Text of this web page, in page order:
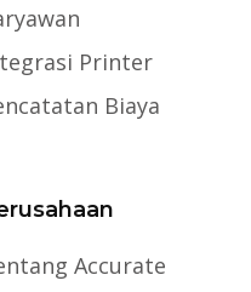
Printer
Biaya
Accurate